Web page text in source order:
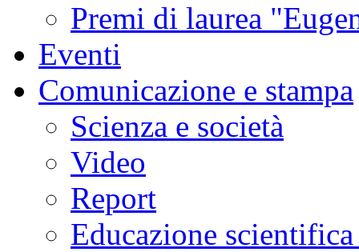
Premi di laurea
Eventi
Comunicazione e stampa
Scienza e società
Video
Report
Educazione